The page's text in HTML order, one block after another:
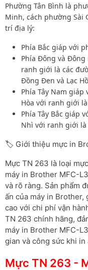
Phường Tân Bình là
Minh, cách phường Sài
trí địa lý:
Phía Bắc giáp với
Phía Đông và
ranh giới là các
Đồng Đen và Lạc
Phía Tây Nam giáp
Hòa với ranh giới
Phía Tây Bắc giáp
Nhì với ranh giới là
🏷️ Giới thiệu mực in
Mực TN 263 là loại
máy in Brother MFC-
và rõ ràng. Sản phẩm
ấn của máy in Brother,
cao với chi phí vận
TN 263 chính hãng,
máy in Brother MFC-
gian và công sức khi in
Mực TN 263 -